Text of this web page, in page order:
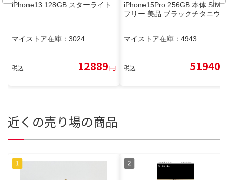
iPhone13 128GB スターライト
マイストア在庫： 3024
税込 12889円
iPhone15Pro 256GB 本体 SIM
フリー 美品 ブラックチタニウム
マイストア在庫： 4943
税込 51940
近くの売り場の商品